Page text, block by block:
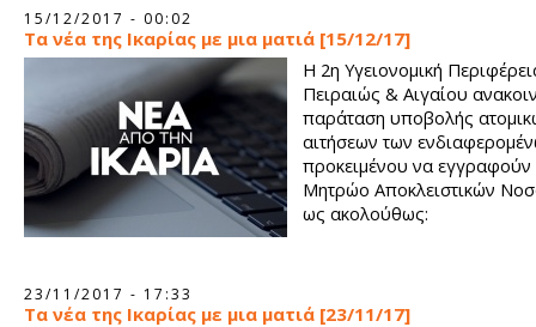
15/12/2017 - 00:02
Τα νέα της Ικαρίας με μια ματιά [15/12/17]
Η 2η Υγειονομική
Πειραιώς & Αιγαίου
παράταση υποβολής
αιτήσεων των
προκειμένου να εγγραφούν
Μητρώο Αποκλειστικών
ως ακολούθως:
23/11/2017 - 17:33
Τα νέα της Ικαρίας με μια ματιά [23/11/17]